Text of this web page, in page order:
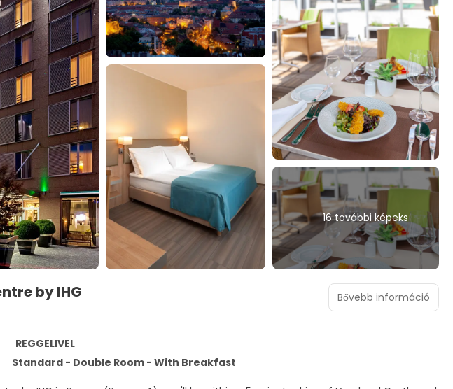
16 további képeks
by IHG
REGGELIVEL
Standard - Double Room - With Breakfast
Bővebb információ